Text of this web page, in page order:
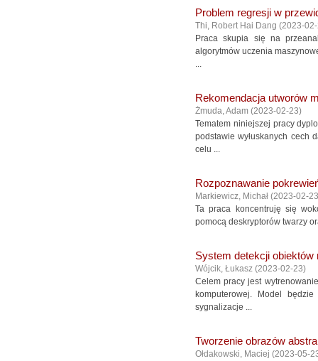
Problem regresji w
Thi, Robert Hai Dang (2023-
Praca skupia się na
algorytmów uczenia
...
Rekomendacja utworów
Żmuda, Adam (2023-02-23)
Tematem niniejszej pracy
podstawie wyłuskanych cech
celu ...
Rozpoznawanie
Markiewicz, Michał (2023-02-23
Ta praca koncentruję się
pomocą deskryptorów twarzy
System detekcji
Wójcik, Łukasz (2023-02-23)
Celem pracy jest
komputerowej. Model
sygnalizacje ...
Tworzenie obrazów
Ołdakowski, Maciej (2023-05-